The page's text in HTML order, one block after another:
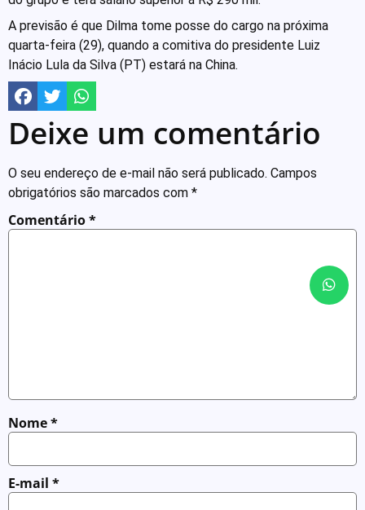
A previsão é que Dilma tome posse do cargo na próxima
quarta-feira (29), quando a comitiva do presidente Luiz
Inácio Lula da Silva (PT) estará na China.
Deixe um comentário
O seu endereço de e-mail não será publicado. Campos
obrigatórios são marcados com *
Comentário*
Nome*
E-mail *